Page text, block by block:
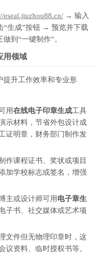
eseal.jiuzhou88.cn/ → 输入
生成”按钮 → 预览并下载
到“一键制作”。
用领域
提升工作效率和专业形
用在线电子印章生成工具
示材料，节省外包设计成
证明章，财务部门制作发
作课程证书、奖状或项目
加学校标志或签名，增强
主或设计师可用电子章生
子书、社交媒体或艺术项
文件但无物理印章时，这
议资料、临时授权书等。